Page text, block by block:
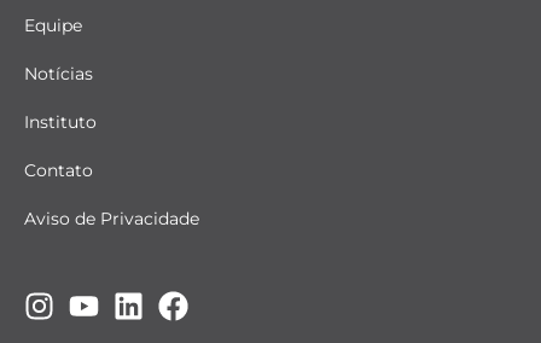
Equipe
Notícias
Instituto
Contato
Aviso de Privacidade